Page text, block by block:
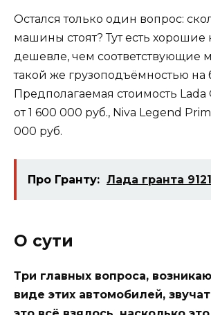
Остался только один вопрос:
машины стоят? Тут есть хорошие
дешевле, чем соответствующие
такой же грузоподъёмностью на
Предполагаемая стоимость Lada
от 1 600 000 руб., Niva Legend
000 руб.
Про Гранту: Лада гранта 9121
О сути
Три главных вопроса,
виде этих автомобилей,